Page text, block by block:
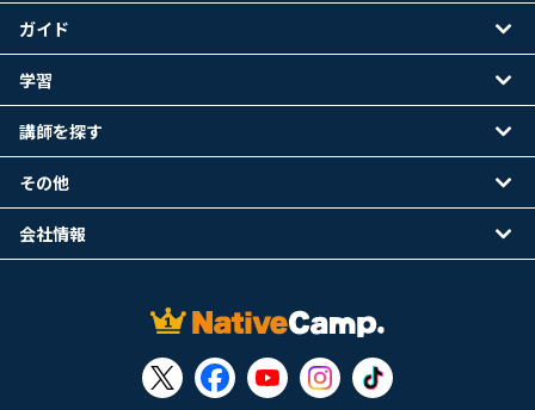
ガイド
学習
講師を探す
その他
会社情報